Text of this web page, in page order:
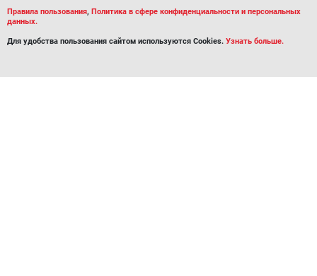
Правила пользования, Политика в сфере конфиденциальности и персональных
данных.
Для удобства пользования сайтом используются Cookies. Узнать больше.